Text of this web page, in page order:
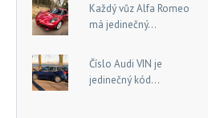
Každý vůz Alfa Romeo
má jedinečný...
Číslo Audi VIN je
jedinečný kód...